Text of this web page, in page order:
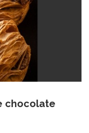
chocolate